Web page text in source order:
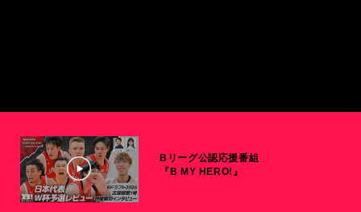
Bリーグ公認応援番組
『B MY HERO!』